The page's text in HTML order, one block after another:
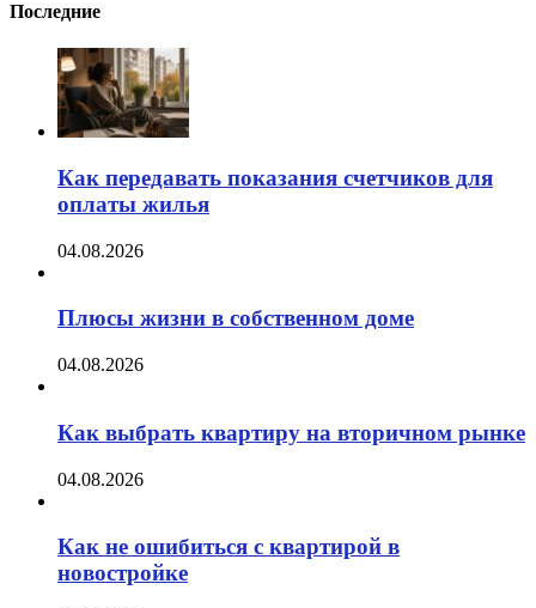
Последние
Как передавать показания счетчиков для
оплаты жилья
04.08.2026
Плюсы жизни в собственном доме
04.08.2026
Как выбрать квартиру на вторичном рынке
04.08.2026
Как не ошибиться с квартирой в
новостройке